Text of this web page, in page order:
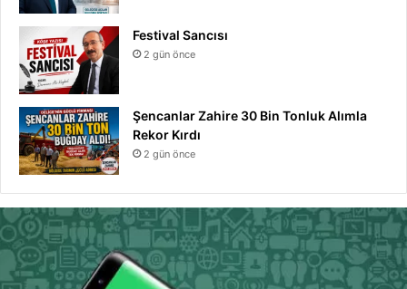
Festival Sancısı
2 gün önce
Şencanlar Zahire 30 Bin Tonluk Alımla
Rekor Kırdı
2 gün önce